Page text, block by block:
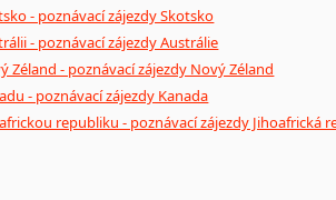
- poznávací zájezdy Skotsko
- poznávací zájezdy Austrálie
Zéland - poznávací zájezdy Nový Zéland
- poznávací zájezdy Kanada
republiku - poznávací zájezdy Jihoafrická